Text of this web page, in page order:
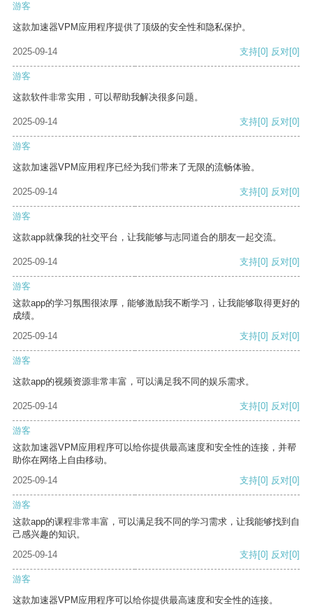
游客
这款加速器VPM应用程序提供了顶级的安全性和隐私保护。
2025-09-14 支持[0] 反对[0]
游客
这款软件非常实用，可以帮助我解决很多问题。
2025-09-14 支持[0] 反对[0]
游客
这款加速器VPM应用程序已经为我们带来了无限的流畅体验。
2025-09-14 支持[0] 反对[0]
游客
这款app就像我的社交平台，让我能够与志同道合的朋友一起交流。
2025-09-14 支持[0] 反对[0]
游客
这款app的学习氛围很浓厚，能够激励我不断学习，让我能够取得更好的
成绩。
2025-09-14
支持[0] 反对[0]
游客
这款app的视频资源非常丰富，可以满足我不同的娱乐需求。
2025-09-14 支持[0] 反对[0]
游客
这款加速器VPM应用程序可以给你提供最高速度和安全性的连接，并帮
助你在网络上自由移动。
2025-09-14
支持[0] 反对[0]
游客
这款app的课程非常丰富，可以满足我不同的学习需求，让我能够找到自
己感兴趣的知识。
2025-09-14
支持[0] 反对[0]
游客
这款加速器VPM应用程序可以给你提供最高速度和安全性的连接。